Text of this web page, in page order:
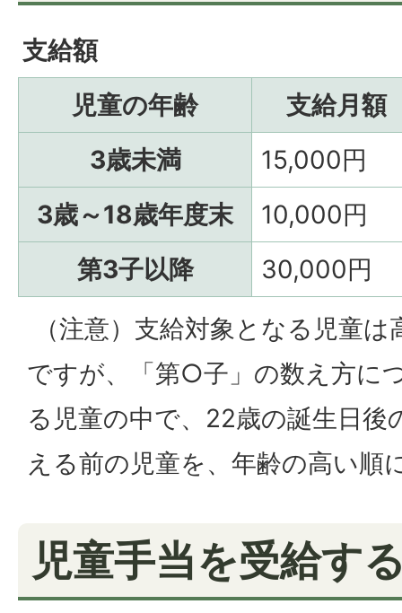
支給額
児童の年齢
支給月額
3歳未満
15,000円
3歳～18歳年度末
10,000円
第3子以降
30,000円
（注意）支給対象となる児童
ですが、「第○子」の数え方に
る児童の中で、22歳の誕生日後
える前の児童を、年齢の高い順
児童手当を受給す